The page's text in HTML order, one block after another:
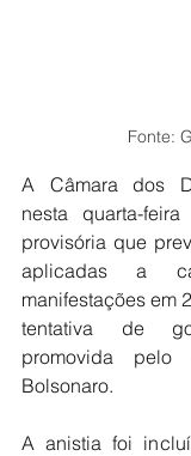
Fonte:
A Câmara dos
nesta quarta-
provisória que
aplicadas a
manifestações em
tentativa de
promovida pelo
Bolsonaro.
A anistia foi